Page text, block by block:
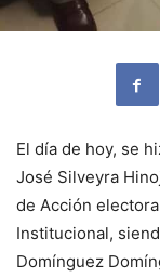
El día de hoy, se
José Silveyra
de Acción
Institucional,
Domínguez